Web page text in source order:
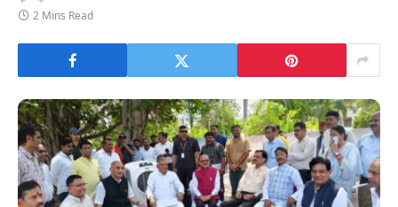
2 Mins Read